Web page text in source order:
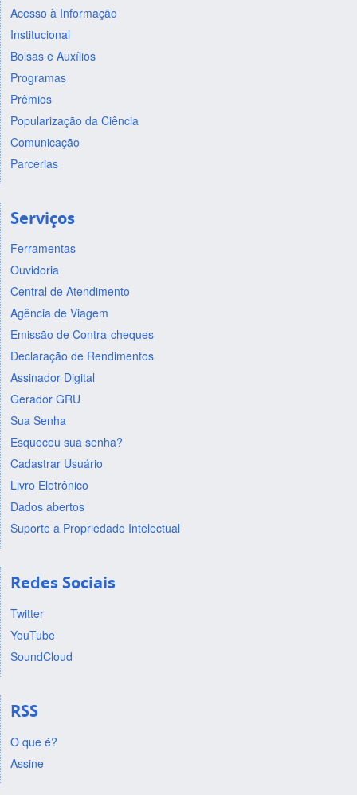
Acesso à Informação
Institucional
Bolsas e Auxílios
Programas
Prêmios
Popularização da Ciência
Comunicação
Parcerias
Serviços
Ferramentas
Ouvidoria
Central de Atendimento
Agência de Viagem
Emissão de Contra-cheques
Declaração de Rendimentos
Assinador Digital
Gerador GRU
Sua Senha
Esqueceu sua senha?
Cadastrar Usuário
Livro Eletrônico
Dados abertos
Suporte a Propriedade Intelectual
Redes Sociais
Twitter
YouTube
SoundCloud
RSS
O que é?
Assine